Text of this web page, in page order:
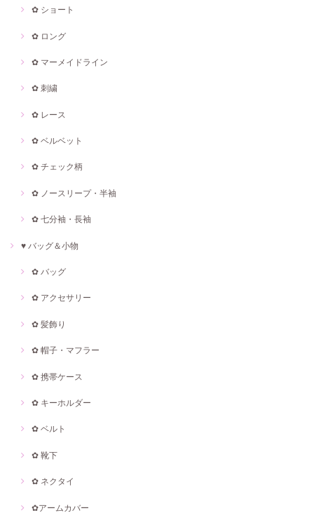
✿ ショート
✿ ロング
✿ マーメイドライン
✿ 刺繍
✿ レース
✿ ベルベット
✿ チェック柄
✿ ノースリープ・半袖
✿ 七分袖・長袖
♥ バッグ＆小物
✿ バッグ
✿ アクセサリー
✿ 髪飾り
✿ 帽子・マフラー
✿ 携帯ケース
✿ キーホルダー
✿ ベルト
✿ 靴下
✿ ネクタイ
✿アームカバー